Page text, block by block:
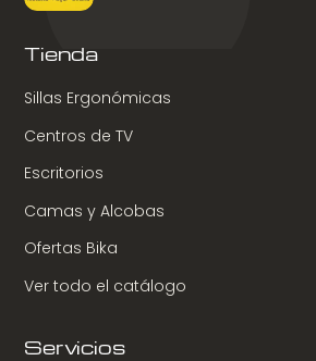
Tienda
Sillas Ergonómicas
Centros de TV
Escritorios
Camas y Alcobas
Ofertas Bika
Ver todo el catálogo
Servicios